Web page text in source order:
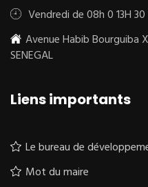
Vendredi de 08h 0 13H 30
Avenue Habib Bourguiba
SENEGAL
Liens importants
Le bureau de
Mot du maire